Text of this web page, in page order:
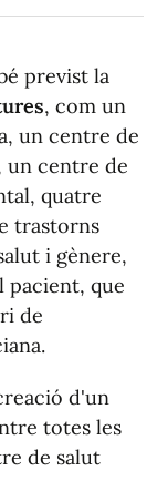
previst la
, com un
un centre de
un centre de
quatre
trastorns
i gènere,
pacient, que
de
d'un
totes les
de salut